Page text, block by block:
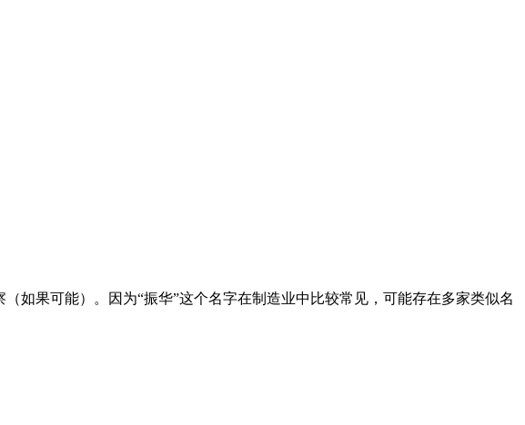
如果可能）。因为“振华”这个名字在制造业中比较常见，可能存在多家类似名